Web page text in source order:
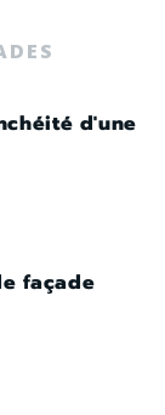
d'une
façade